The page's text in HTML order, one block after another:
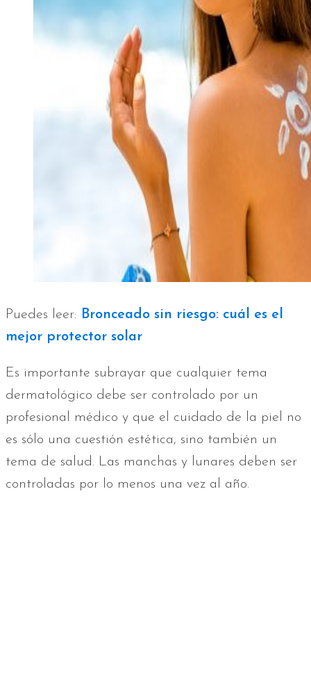
Puedes leer: Bronceado sin riesgo: cuál es el
mejor protector solar
Es importante subrayar que cualquier tema
dermatológico debe ser controlado por un
profesional médico y que el cuidado de la piel no
es sólo una cuestión estética, sino también un
tema de salud. Las manchas y lunares deben ser
controladas por lo menos una vez al año.